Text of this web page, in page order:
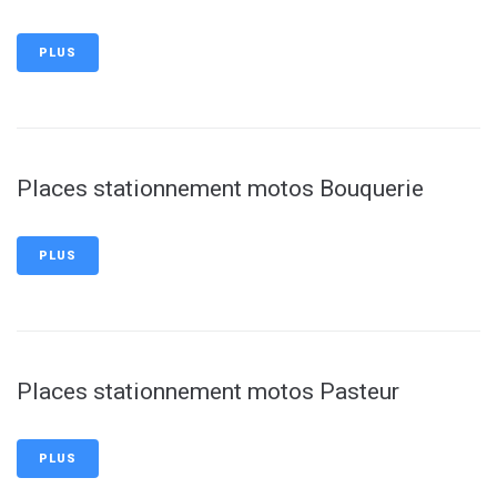
PLUS
Places stationnement motos Bouquerie
PLUS
Places stationnement motos Pasteur
PLUS